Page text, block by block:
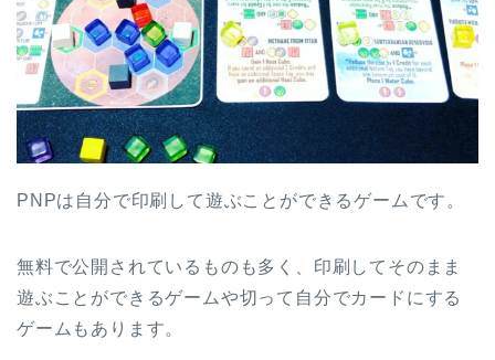
PNPは自分で印刷して遊ぶことができるゲームです。
無料で公開されているものも多く、印刷してそのまま
遊ぶことができるゲームや切って自分でカードにする
ゲームもあります。